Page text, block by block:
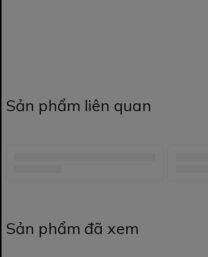
Sản phẩm liên quan
Sản phẩm đã xem